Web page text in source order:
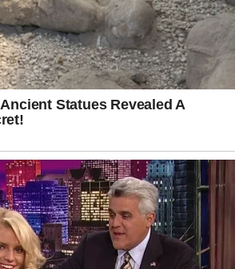
Rođeni ste da sijate – a sada i da
– IDEJA KOJA
može promeniti vašu
kadainovativne ideje postaju